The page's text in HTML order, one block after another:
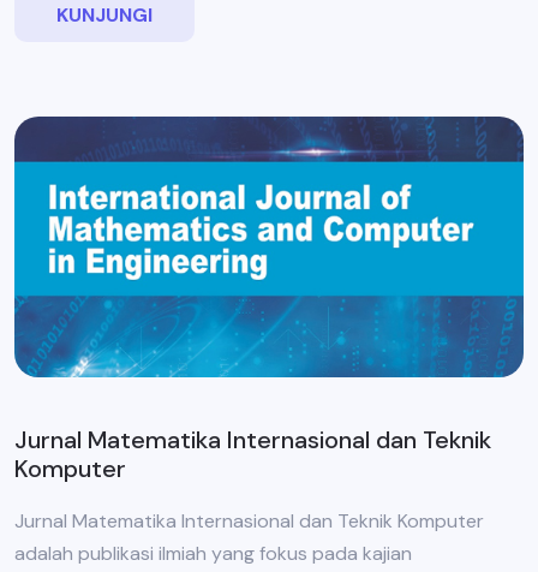
KUNJUNGI
Jurnal Matematika Internasional dan Teknik
Komputer
Jurnal Matematika Internasional dan Teknik Komputer
adalah publikasi ilmiah yang fokus pada kajian